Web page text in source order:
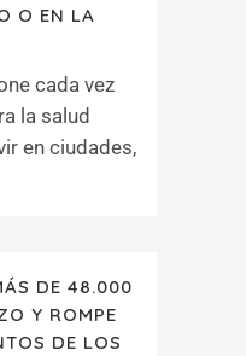
O EN LA
cada vez
la salud
en ciudades,
DE 48.000
Y ROMPE
DE LOS